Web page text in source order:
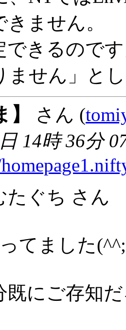
ません。
できるので
ません」と
さん (
14時 36分
たぐち さん
てました(^^;
既にご存知